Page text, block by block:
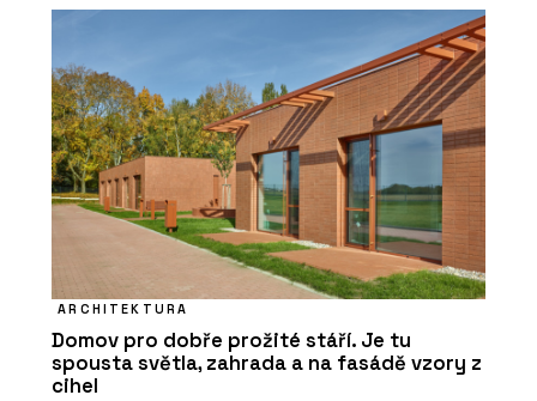
ARCHITEKTURA
Domov pro dobře prožité stáří. Je tu
spousta světla, zahrada a na fasádě vzory z
cihel